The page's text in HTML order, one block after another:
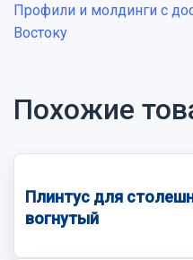
Профили и молдинги с
Востоку
Похожие
Плинтус для
вогнутый